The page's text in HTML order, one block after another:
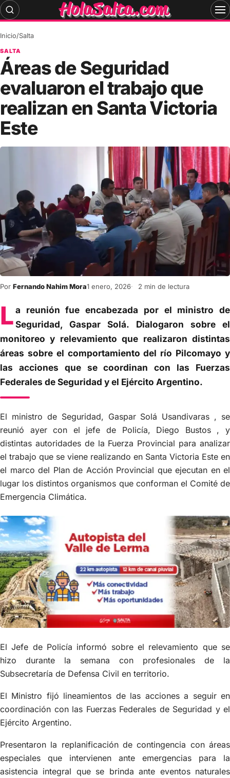
Skip
to
Inicio/Salta
SALTA
Áreas de Seguridad
evaluaron el trabajo que
realizan en Santa Victoria
Este
Por Fernando Nahim Mora1 enero, 2026 2 min de lectura
La reunión fue encabezada por el ministro de
Seguridad, Gaspar Solá. Dialogaron sobre el
monitoreo y relevamiento que realizaron distintas
áreas sobre el comportamiento del río Pilcomayo y
las acciones que se coordinan con las Fuerzas
Federales de Seguridad y el Ejército Argentino.
El ministro de Seguridad, Gaspar Solá Usandivaras , se
reunió ayer con el jefe de Policía, Diego Bustos , y
distintas autoridades de la Fuerza Provincial para analizar
el trabajo que se viene realizando en Santa Victoria Este en
el marco del Plan de Acción Provincial que ejecutan en el
lugar los distintos organismos que conforman el Comité de
Emergencia Climática.
El Jefe de Policía informó sobre el relevamiento que se
hizo durante la semana con profesionales de la
Subsecretaría de Defensa Civil en territorio.
El Ministro fijó lineamientos de las acciones a seguir en
coordinación con las Fuerzas Federales de Seguridad y el
Ejército Argentino.
Presentaron la replanificación de contingencia con áreas
especiales que intervienen ante emergencias para la
asistencia integral que se brinda ante eventos naturales